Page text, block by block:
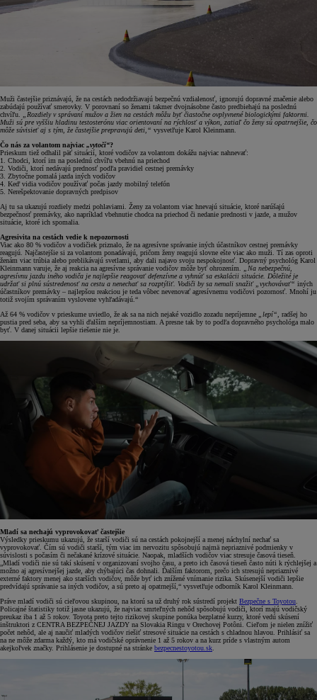
Muži častejšie priznávajú, že na cestách nedodržiavajú bezpečnú vzdialenosť, ignorujú dopravné značenie alebo
zabúdajú používať smerovky. V porovnaní so ženami takmer dvojnásobne často predbiehajú na poslednú
chvíľu.
„Rozdiely v správaní mužov a žien na cestách môžu byť čiastočne ovplyvnené biologickými faktormi.
Muži sú pre vyššiu hladinu testosterónu viac orientovaní na rýchlosť a výkon, zatiaľ čo ženy sú opatrnejšie, čo
môže súvisieť aj s tým, že častejšie prepravujú deti,“ vysvetľuje Karol Kleinmann.
Čo nás za volantom najviac „vytočí“?
Prieskum tiež odhalil päť situácií, ktoré vodičov za volantom dokážu najviac nahnevať:
1. Chodci, ktorí im na poslednú chvíľu vbehnú na priechod
2. Vodiči, ktorí nedávajú prednosť podľa pravidiel cestnej premávky
3. Zbytočne pomalá jazda iných vodičov
4. Keď vidia vodičov používať počas jazdy mobilný telefón
5. Nerešpektovanie dopravných predpisov
Aj tu sa ukazujú rozdiely medzi pohlaviami. Ženy za volantom viac hnevajú situácie, ktoré narúšajú
bezpečnosť premávky, ako napríklad vbehnutie chodca na priechod či nedanie prednosti v jazde, a mužov
situácie, ktoré ich spomalia.
Agresivita na cestách vedie k nepozornosti
Viac ako 80 % vodičov a vodičiek priznalo, že na agresívne správanie iných účastníkov cestnej premávky
reagujú. Najčastejšie si za volantom ponadávajú, pričom ženy reagujú slovne ešte viac ako muži. Tí zas oproti
ženám viac trúbia alebo preblikávajú svetlami, aby dali najavo svoju nespokojnosť. Dopravný psychológ Karol
Kleinmann varuje, že aj reakcia na agresívne správanie vodičov môže byť ohrozením.
„Na nebezpečnú,
agresívnu jazdu iného vodiča je najlepšie reagovať defenzívne a vyhnúť sa eskalácii situácie. Dôležité je
udržať si plnú sústredenosť na cestu a nenechať sa rozptýliť. Vodiči by sa nemali snažiť „vychovávať“ iných
účastníkov premávky – najlepšou reakciou je teda vôbec nevenovať agresívnemu vodičovi pozornosť. Mnohí ju
totiž svojím správaním vyslovene vyhľadávajú.“
Až 64 % vodičov v prieskume uviedlo, že ak sa na nich nejaké vozidlo zozadu nepríjemne
„lepí“ , radšej ho
pustia pred seba, aby sa vyhli ďalším nepríjemnostiam. A presne tak by to podľa dopravného psychológa malo
byť. V danej situácii lepšie riešenie nie je.
Mladí sa nechajú vyprovokovať častejšie
Výsledky prieskumu ukazujú, že starší vodiči sú na cestách pokojnejší a menej náchylní nechať sa
vyprovokovať. Čím sú vodiči starší, tým viac im nervozitu spôsobujú najmä nepriaznivé podmienky v
súvislosti s počasím či nečakané krízové situácie. Naopak, mladších vodičov viac stresuje časová tieseň.
„Mladí vodiči nie sú takí skúsení v organizovaní svojho času, a preto ich časová tieseň často núti k rýchlejšej a
možno aj agresívnejšej jazde, aby chýbajúci čas dohnali. Ďalším faktorom, prečo ich stresujú nepriaznivé
externé faktory menej ako starších vodičov, môže byť ich znížené vnímanie rizika. Skúsenejší vodiči lepšie
predvídajú správanie sa iných vodičov, a sú preto aj opatrnejší,“ vysvetľuje odborník Karol Kleinmann.
Práve mladí vodiči sú cieľovou skupinou, na ktorú sa už druhý rok sústredí projekt Bezpečne s Toyotou
Policajné štatistiky totiž jasne ukazujú, že najviac smrteľných nehôd spôsobujú vodiči, ktorí majú vodičský
preukaz iba 1 až 5 rokov. Toyota preto tejto rizikovej skupine ponúka bezplatné kurzy, ktoré vedú skúsení
inštruktori z CENTRA BEZPEČNEJ JAZDY na Slovakia Ringu v Orechovej Potôni. Cieľom je nielen znížiť
počet nehôd, ale aj naučiť mladých vodičov riešiť stresové situácie na cestách s chladnou hlavou. Prihlásiť sa
na ne môže zdarma každý, kto má vodičské oprávnenie 1 až 5 rokov a na kurz príde s vlastným autom
akejkoľvek značky. Prihlásenie je dostupné na stránke bezpecnestoyotou.sk